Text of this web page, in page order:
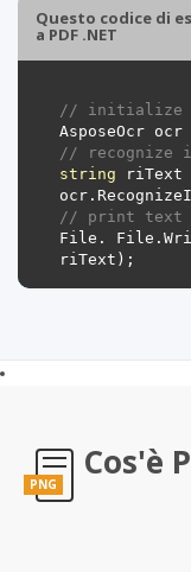
Questo codice di
a PDF .NET
// initialize
AsposeOcr ocr
// recognize
string
riText
ocr .
// print text
File . File .
riText );
PNG
Cos'è